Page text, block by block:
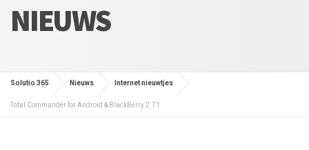
NIEUWS
Solutio 365 Nieuws Internet nieuwtjes
Total Commander for Android & BlackBerry 2.71